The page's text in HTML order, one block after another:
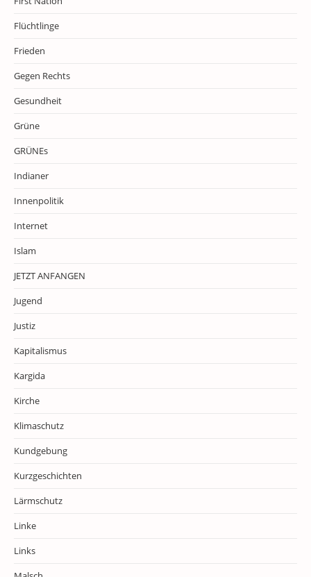
Flüchtlinge
Frieden
Gegen Rechts
Gesundheit
Grüne
GRÜNEs
Indianer
Innenpolitik
Internet
Islam
JETZT ANFANGEN
Jugend
Justiz
Kapitalismus
Kargida
Kirche
Klimaschutz
Kundgebung
Kurzgeschichten
Lärmschutz
Linke
Links